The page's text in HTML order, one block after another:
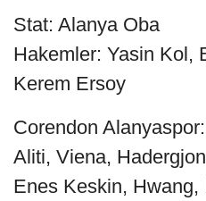
Stat: Alanya Oba
Hakemler: Yasin Kol,
Kerem Ersoy
Corendon
Aliti, Viena,
Enes Keskin, Hwang,